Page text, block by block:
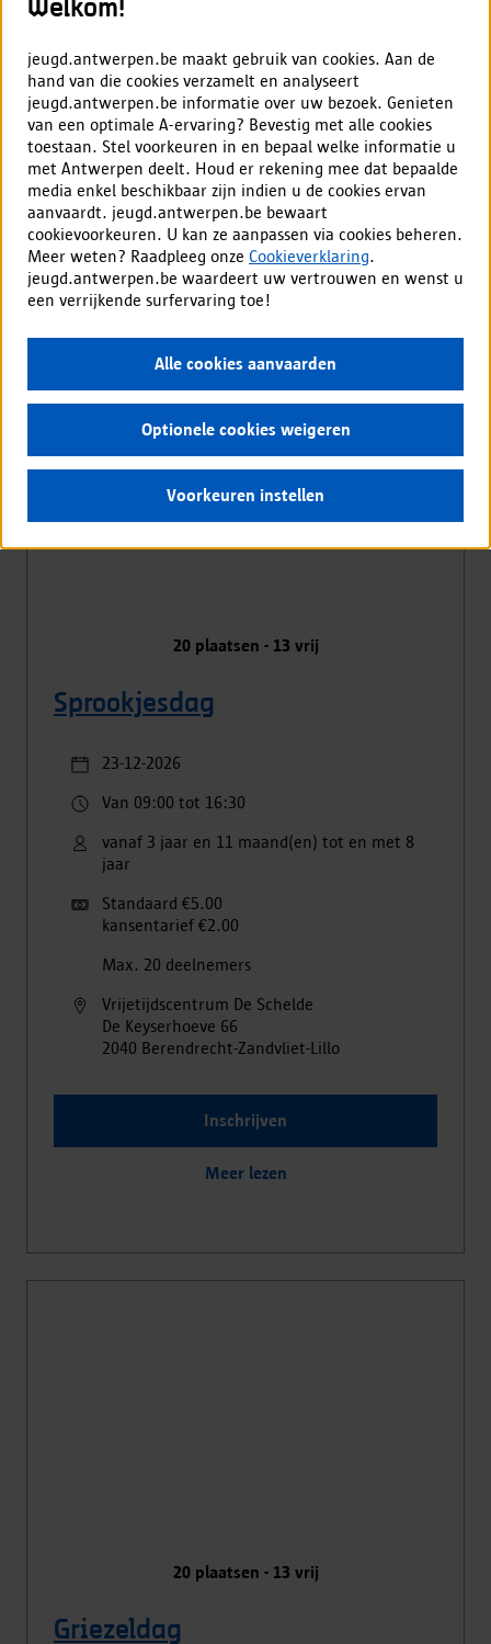
Vrijetijdscentrum De Schelde
De Keyserhoeve 66
2040 Berendrecht-Zandvliet-Lillo
Inschrijven
Meer lezen
20plaatsen - 13 vrij
Sprookjesdag
23-12-2026
Van 09:00 tot 16:30
vanaf 3 jaar en 11 maand(en) tot en met 8
jaar
Standaard €5.00
kansentarief €2.00
Max. 20 deelnemers
Vrijetijdscentrum De Schelde
De Keyserhoeve 66
2040 Berendrecht-Zandvliet-Lillo
Inschrijven
Meer lezen
20plaatsen - 13 vrij
Griezeldag
Welkom!
jeugd.antwerpen.be maakt gebruik van cookies. Aan de
hand van die cookies verzamelt en analyseert
jeugd.antwerpen.be informatie over uw bezoek. Genieten
van een optimale A-ervaring? Bevestig met alle cookies
toestaan. Stel voorkeuren in en bepaal welke informatie u
met Antwerpen deelt. Houd er rekening mee dat bepaalde
media enkel beschikbaar zijn indien u de cookies ervan
aanvaardt. jeugd.antwerpen.be bewaart
cookievoorkeuren. U kan ze aanpassen via cookies beheren.
Meer weten? Raadpleeg onze Cookieverklaring.
jeugd.antwerpen.be waardeert uw vertrouwen en wenst u
een verrijkende surfervaring toe!
Alle cookies aanvaarden
Optionele cookies weigeren
Voorkeuren instellen